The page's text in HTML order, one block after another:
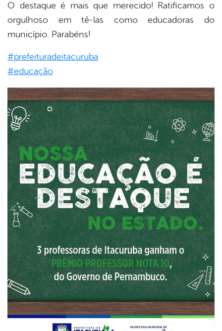
O destaque é mais que merecido! Ratificamos o
orgulhoso em tê-las como educadoras do
município. Parabéns!
#prefeituradeitacuruba
#educação